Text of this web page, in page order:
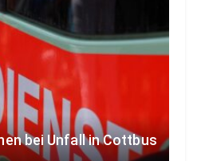
bei Unfall in Cottbus